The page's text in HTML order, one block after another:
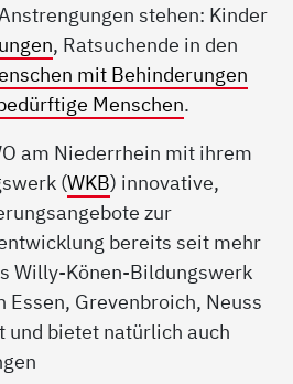
stehen: Kinder
, Ratsuchende in den
mit Behinderungen
Menschen.
am Niederrhein mit ihrem
(WKB) innovative,
zur
bereits seit mehr
Willy-Könen-Bildungswerk
Essen, Grevenbroich, Neuss
und bietet natürlich auch